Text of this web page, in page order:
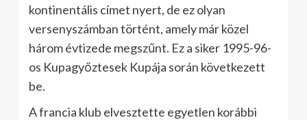
kontinentális címet nyert, de ez olyan
versenyszámban történt, amely már közel
három évtizede megszűnt. Ez a siker 1995-96-
os Kupagyőztesek Kupája során következett
be.
A francia klub elvesztette egyetlen korábbi